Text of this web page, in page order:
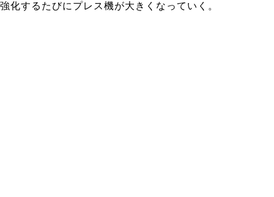
強化するたびにプレス機が大きくなっていく。